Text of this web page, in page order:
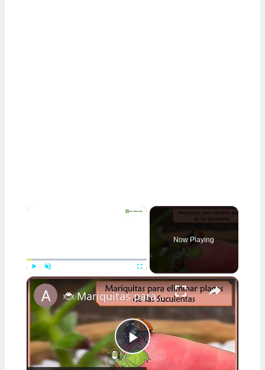
×
Play Unmute Fullscreen
Now Playing
×
Play
🐞 Mariquitas para las plagas de nuestras plantas 🌱